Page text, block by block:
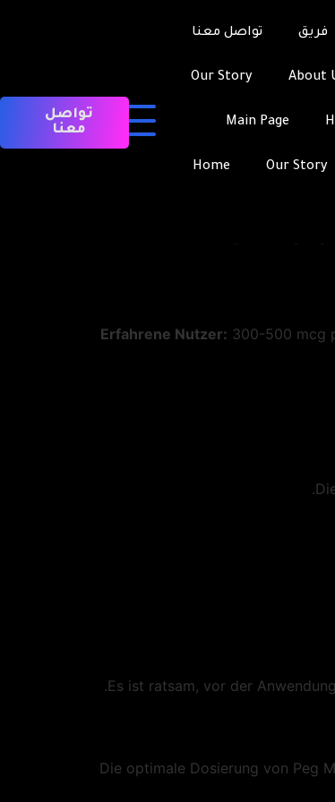
فريق تواصل معنا
About
Our Story
Main Page
Our Story
Home
تواصل
معنا
Peg Mgf 2
Peg Mgf 2 ist ein
Dosierung ist entscheidend, um
Erfahrene Nutzer: 300-500 mcg
Es ist ratsam, vor der
Die optimale Dosierung von Peg